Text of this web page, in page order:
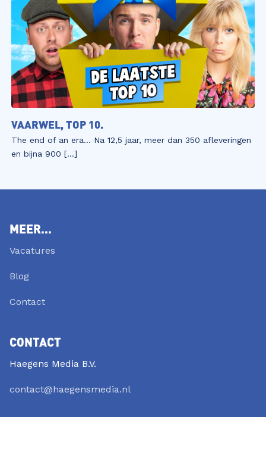
VAARWEL, TOP 10.
The end of an era… Na 12,5 jaar, meer dan 350 afleveringen
en bijna 900 […]
MEER...
Vacatures
Blog
Contact
CONTACT
Haegens Media B.V.
contact@haegensmedia.nl